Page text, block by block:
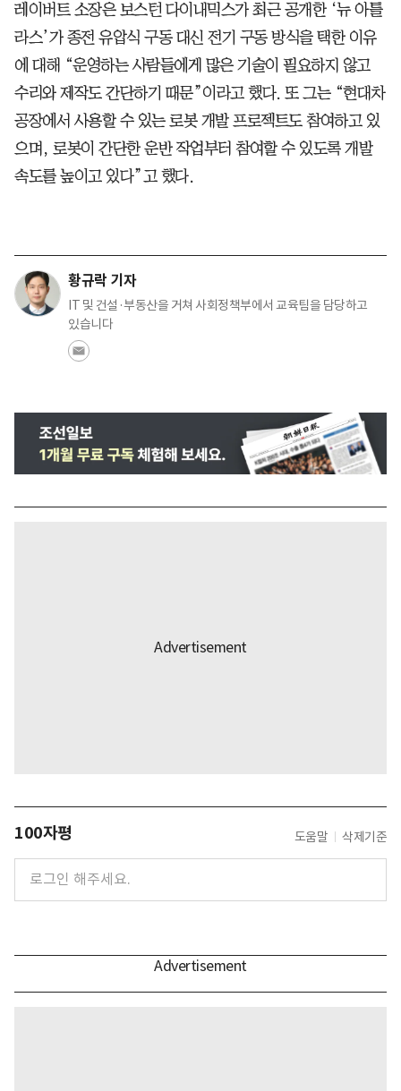
레이버트 소장은 보스턴 다이내믹스가 최근 공개한 ‘뉴 아틀
라스’가 종전 유압식 구동 대신 전기 구동 방식을 택한 이유
에 대해 “운영하는 사람들에게 많은 기술이 필요하지 않고
수리와 제작도 간단하기 때문”이라고 했다. 또 그는 “현대차
공장에서 사용할 수 있는 로봇 개발 프로젝트도 참여하고 있
으며, 로봇이 간단한 운반 작업부터 참여할 수 있도록 개발
속도를 높이고 있다”고 했다.
황규락 기자
IT 및 건설·부동산을 거쳐 사회정책부에서 교육팀을 담당하고
있습니다
100자평 도움말 삭제기준